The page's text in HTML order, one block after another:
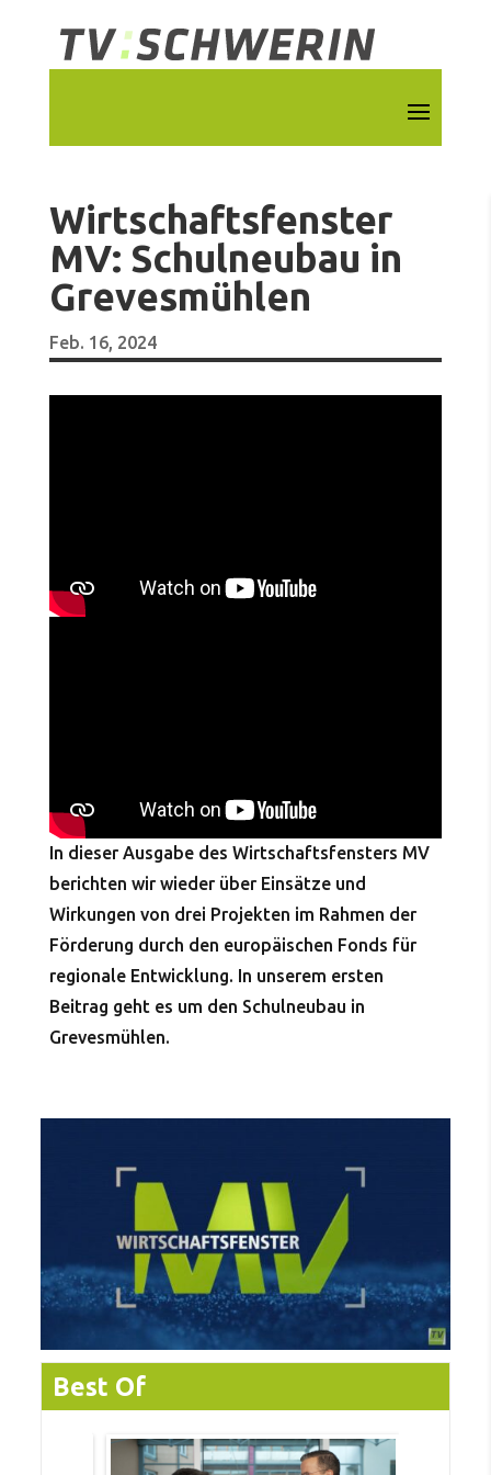
Wirtschaftsfenster
MV: Schulneubau in
Grevesmühlen
Feb. 16, 2024
In dieser Ausgabe des Wirtschaftsfensters MV
berichten wir wieder über Einsätze und
Wirkungen von drei Projekten im Rahmen der
Förderung durch den europäischen Fonds für
regionale Entwicklung. In unserem ersten
Beitrag geht es um den Schulneubau in
Grevesmühlen.
Best Of